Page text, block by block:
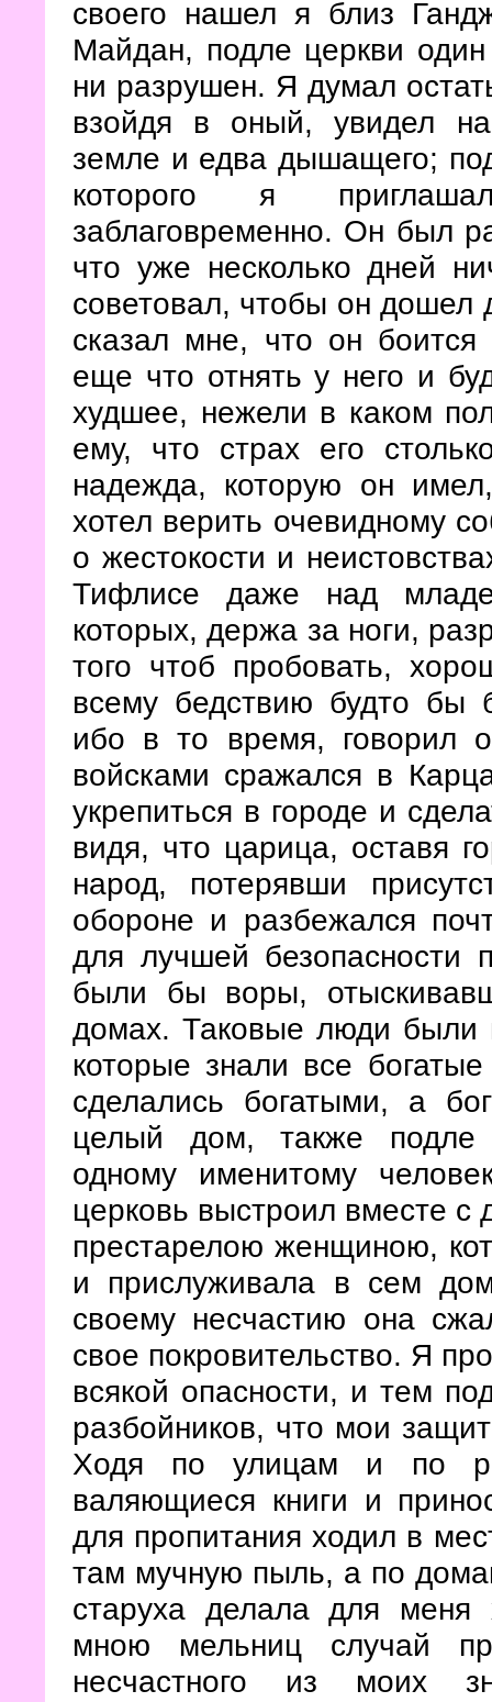
своего нашел я близ
Майдан, подле церкви
ни разрушен. Я думал
взойдя в оный, увидел
земле и едва дышащего;
которого я
заблаговременно. Он был
что уже несколько дней
советовал, чтобы он дошел
сказал мне, что он
еще что отнять у него и
худшее, нежели в каком
ему, что страх его
надежда, которую он
хотел верить очевидному
о жестокости и
Тифлисе даже над
которых, держа за ноги,
того чтоб пробовать,
всему бедствию будто бы
ибо в то время, говорил
войсками сражался в
укрепиться в городе и
видя, что царица, оставя
народ, потерявши
обороне и разбежался
для лучшей безопасности
были бы воры,
домах. Таковые люди были
которые знали все
сделались богатыми, а
целый дом, также подле
одному именитому
церковь выстроил вместе
престарелою женщиною,
и прислуживала в сем
своему несчастию она
свое покровительство. Я
всякой опасности, и тем
разбойников, что мои
Ходя по улицам и по
валяющиеся книги и
для пропитания ходил в
там мучную пыль, а по
старуха делала для
мною мельниц случай
несчастного из моих